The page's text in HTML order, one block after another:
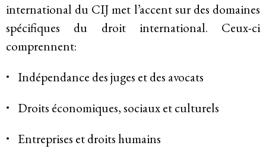
Groupes de travail
Responsabilité des entreprises
Femmes et DESC
Litiges stratégique
Politique économique
international du CIJ met l’accent sur des domaines
spécifiques du droit international. Ceux-ci
comprennent:
Indépendance des juges et des avocats
Droits économiques, sociaux et culturels
Entreprises et droits humains